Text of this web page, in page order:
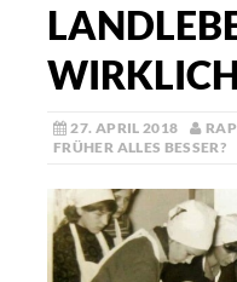
27. APRIL 2018
FRÜHER ALLES BESSER?